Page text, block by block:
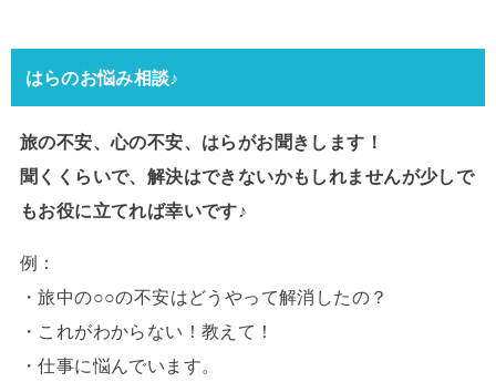
はらのお悩み相談♪
旅の不安、心の不安、はらがお聞きします！
聞くくらいで、解決はできないかもしれませんが少しで
もお役に立てれば幸いです♪
例：
・旅中の○○の不安はどうやって解消したの？
・これがわからない！教えて！
・仕事に悩んでいます。